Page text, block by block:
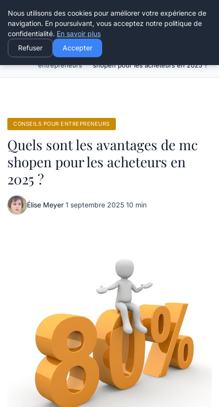
Henry Panky
Conseils pour
entrepreneurs
Quels sont les avantages de mc
shopen pour les acheteurs en 2025 ?
CONSEILS POUR ENTREPRENEURS
Quels sont les avantages de mc
shopen pour les acheteurs en
2025 ?
Élise Meyer·1 septembre 2025·10 min
Nous utilisons des cookies pour améliorer votre expérience de
navigation. En poursuivant, vous acceptez notre politique de
confidentialité. En savoir plus
Refuser
Accepter